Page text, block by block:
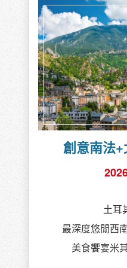
創意南法
土耳
最深度悠閒西
美食饗宴米